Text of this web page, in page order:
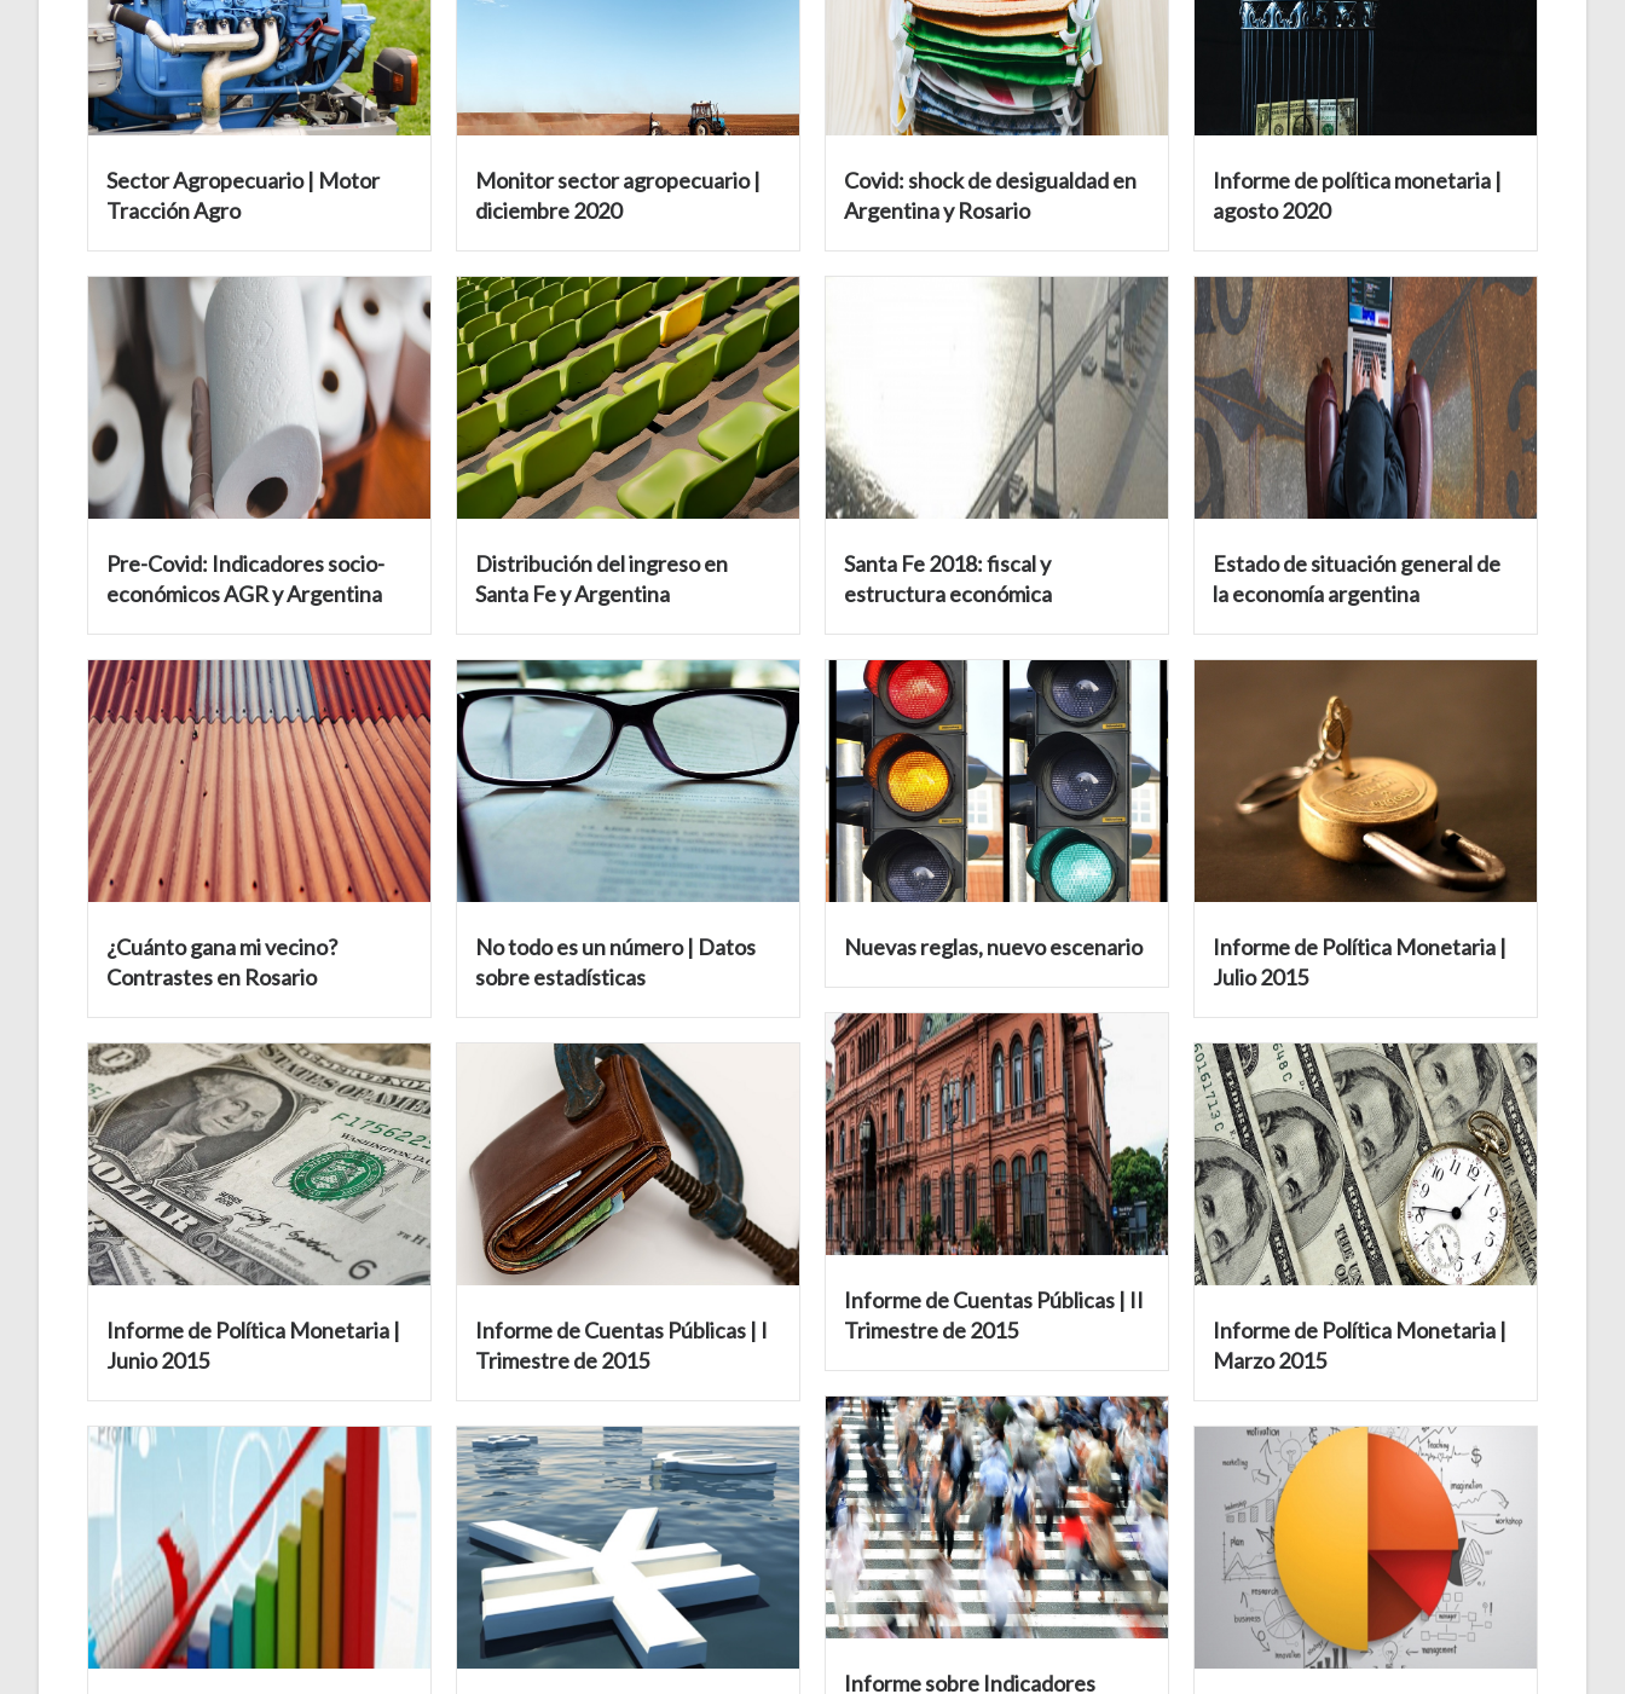
Sector Agropecuario | Motor
Tracción Agro
Monitor sector agropecuario |
diciembre 2020
Covid: shock de desigualdad en
Argentina y Rosario
Informe de política monetaria |
agosto 2020
Pre-Covid: Indicadores socio-
económicos AGR y Argentina
Distribución del ingreso en
Santa Fe y Argentina
Santa Fe 2018: fiscal y
estructura económica
Estado de situación general de
la economía argentina
¿Cuánto gana mi vecino?
Contrastes en Rosario
No todo es un número | Datos
sobre estadísticas
Nuevas reglas, nuevo escenario
Informe de Política Monetaria |
Julio 2015
Informe de Cuentas Públicas | II
Trimestre de 2015
Informe de Política Monetaria |
Junio 2015
Informe de Cuentas Públicas | I
Trimestre de 2015
Informe de Política Monetaria |
Marzo 2015
Informe sobre Indicadores